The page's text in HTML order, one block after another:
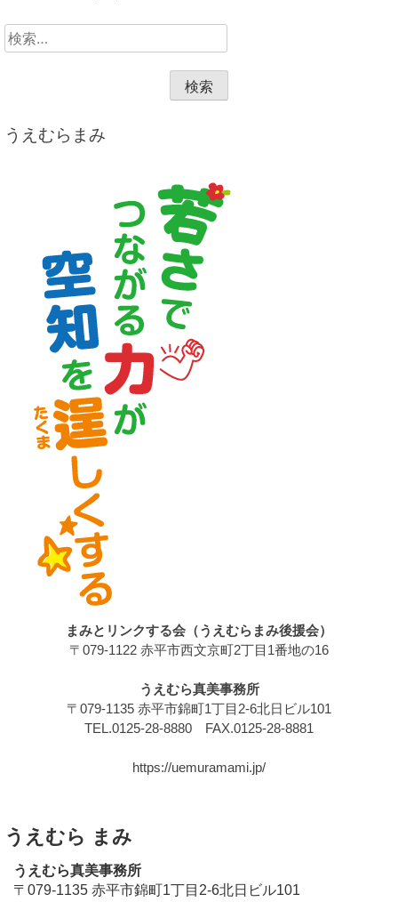
検
索:
うえむらまみ
まみとリンクする会（うえむらまみ後援会）
〒079-1122 赤平市西文京町2丁目1番地の16
うえむら真美事務所
〒079-1135 赤平市錦町1丁目2-6北日ビル101
TEL.0125-28-8880 FAX.0125-28-8881
https://uemuramami.jp/
うえむら まみ
うえむら真美事務所
〒079-1135 赤平市錦町1丁目2-6北日ビル101